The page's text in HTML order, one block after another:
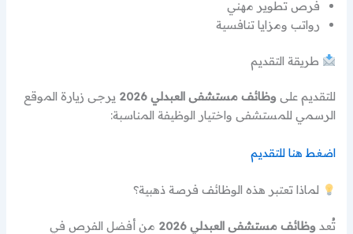
فرص تطوير مهني
رواتب ومزايا تنافسية
طريقة التقديم
للتقديم علىوظائف مستشفى العبدلي 2026
يرجى زيارة الموقع
الرسمي للمستشفى واختيار الوظيفة المناسبة:
اضغط هنا للتقديم
لماذا تعتبر هذه الوظائف فرصة ذهبية؟
تُعدوظائف مستشفى العبدلي 2026
من أفضل الفرص في